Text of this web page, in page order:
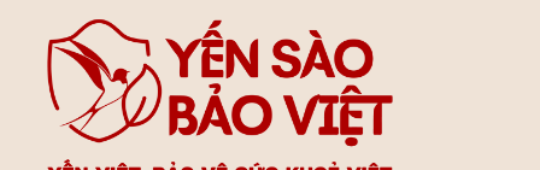
Chưng
Yến
Hoàn
Hảo